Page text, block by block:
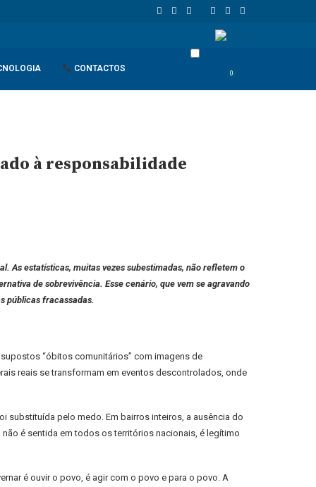
retaliação João Lourenço recebe cumprimentos de despedida
CONTACTOS 0
à responsabilidade
As estatísticas, muitas vezes subestimadas, não refletem o
de sobrevivência. Esse cenário, que vem se agravando
públicas fracassadas.
“óbitos comunitários” com imagens de
reais se transformam em eventos descontrolados, onde
substituída pelo medo. Em bairros inteiros, a ausência do
é sentida em todos os territórios nacionais, é legítimo
é ouvir o povo, é agir com o povo e para o povo. A